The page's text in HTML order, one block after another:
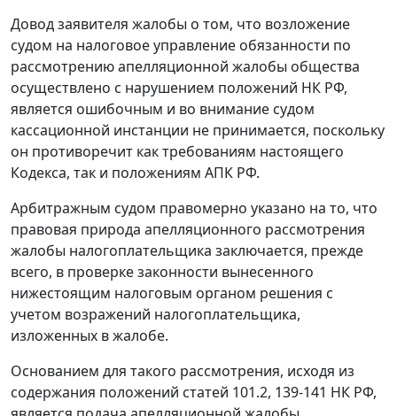
Довод заявителя жалобы о том, что возложение
судом на налоговое управление обязанности по
рассмотрению апелляционной жалобы общества
осуществлено с нарушением положений НК РФ,
является ошибочным и во внимание судом
кассационной инстанции не принимается, поскольку
он противоречит как требованиям настоящего
Кодекса, так и положениям АПК РФ.
Арбитражным судом правомерно указано на то, что
правовая природа апелляционного рассмотрения
жалобы налогоплательщика заключается, прежде
всего, в проверке законности вынесенного
нижестоящим налоговым органом решения с
учетом возражений налогоплательщика,
изложенных в жалобе.
Основанием для такого рассмотрения, исходя из
содержания положений статей 101.2, 139-141 НК РФ,